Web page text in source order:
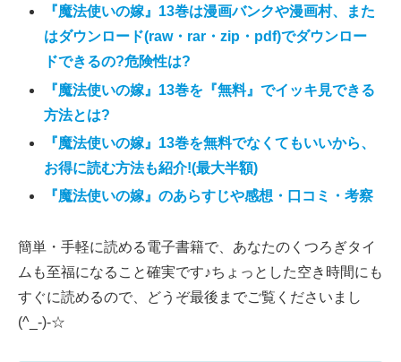
『魔法使いの嫁』13巻は漫画バンクや漫画村、また
はダウンロード(raw・rar・zip・pdf)でダウンロー
ドできるの?危険性は?
『魔法使いの嫁』13巻を『無料』でイッキ見できる
方法とは?
『魔法使いの嫁』13巻を無料でなくてもいいから、
お得に読む方法も紹介!(最大半額)
『魔法使いの嫁』のあらすじや感想・口コミ・考察
簡単・手軽に読める電子書籍で、あなたのくつろぎタイ
ムも至福になること確実です♪ちょっとした空き時間にも
すぐに読めるので、どうぞ最後までご覧くださいまし
(^_-)-☆